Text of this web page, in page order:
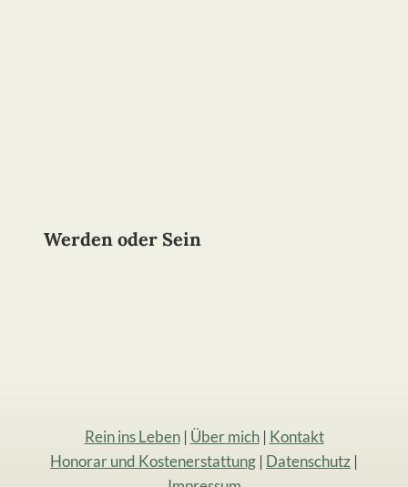
Werden oder Sein
Rein ins Leben| Über mich| Kontakt
Honorar und Kostenerstattung | Datenschutz |